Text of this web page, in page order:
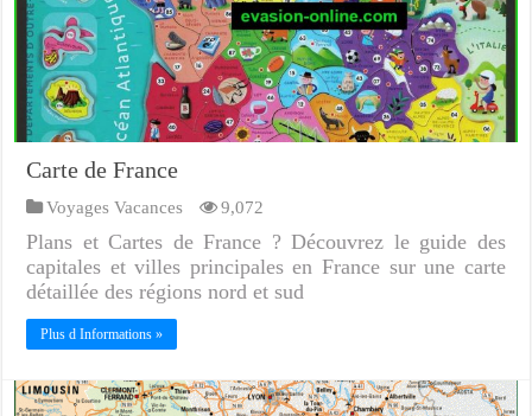
Carte de France
Voyages Vacances 9,072
Plans et Cartes de France ? Découvrez le guide des
capitales et villes principales en France sur une carte
détaillée des régions nord et sud
Plus d Informations »